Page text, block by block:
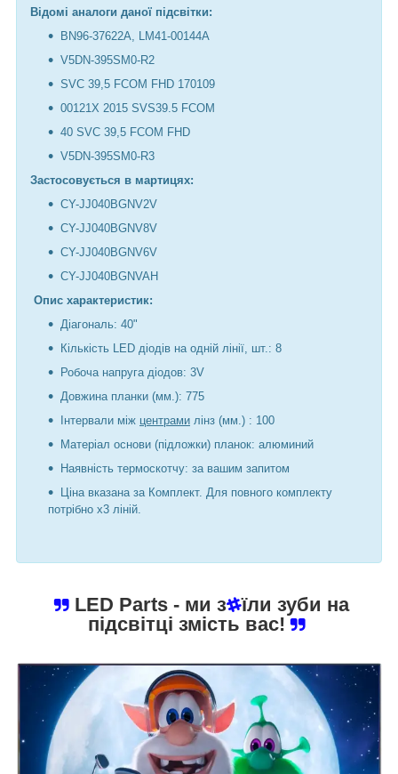
Відомі аналоги даної підсвітки:
BN96-37622A, LM41-00144A
V5DN-395SM0-R2
SVC 39,5 FCOM FHD 170109
00121X 2015 SVS39.5 FCOM
40 SVC 39,5 FCOM FHD
V5DN-395SM0-R3
Застосовується в мартицях:
CY-JJ040BGNV2V
CY-JJ040BGNV8V
CY-JJ040BGNV6V
CY-JJ040BGNVAH
Опис характеристик:
Діагональ: 40"
Кількість LED діодів на одній лінії, шт.: 8
Робоча напруга діодов: 3V
Довжина планки (мм.): 775
Інтервали між центрами лінз (мм.) : 100
Матеріал основи (підложки) планок: алюминий
Наявність термоскотчу: за вашим запитом
Ціна вказана за Комплект. Для повного комплекту
потрібно х3 ліній.
LED Parts - ми з
їли зуби на
підсвітці змість вас!